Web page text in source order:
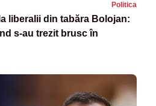
Politica
liberalii din tabăra Bolojan:
s-au trezit brusc în